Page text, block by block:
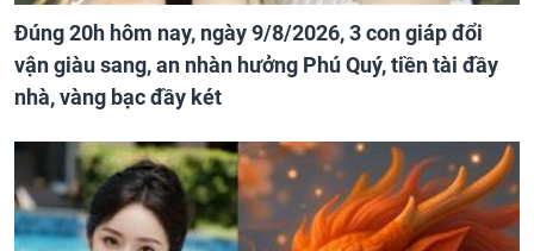
Đúng 20h hôm nay, ngày 9/8/2026, 3 con giáp đổi
vận giàu sang, an nhàn hưởng Phú Quý, tiền tài đầy
nhà, vàng bạc đầy két